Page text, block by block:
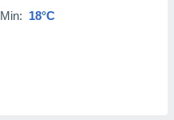
Min: 18°C